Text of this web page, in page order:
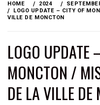
content
HOME 2024
LOGO UPDATE – CITY OF
VILLE DE MONCTON
LOGO UPDATE
MONCTON /
DE LA VILLE DE